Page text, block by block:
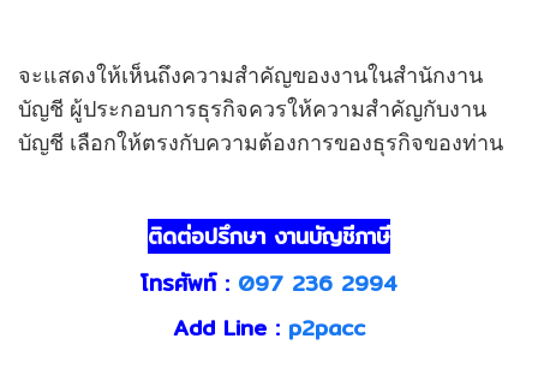
จะแสดงให้เห็นถึงความสำคัญของงานในสำนักงาน
บัญชี ผู้ประกอบการธุรกิจควรให้ความสำคัญกับงาน
บัญชี เลือกให้ตรงกับความต้องการของธุรกิจของท่าน
ติดต่อปรึกษา งานบัญชีภาษี
โทรศัพท์ : 097 236 2994
Add Line : p2pacc